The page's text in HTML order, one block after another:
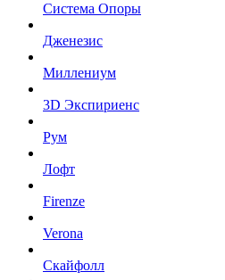
Система Опоры
Дженезис
Миллениум
3D Экспириенс
Рум
Лофт
Firenze
Verona
Скайфолл